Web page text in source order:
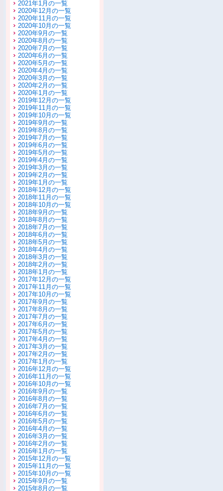
2021年1月の一覧
2020年12月の一覧
2020年11月の一覧
2020年10月の一覧
2020年9月の一覧
2020年8月の一覧
2020年7月の一覧
2020年6月の一覧
2020年5月の一覧
2020年4月の一覧
2020年3月の一覧
2020年2月の一覧
2020年1月の一覧
2019年12月の一覧
2019年11月の一覧
2019年10月の一覧
2019年9月の一覧
2019年8月の一覧
2019年7月の一覧
2019年6月の一覧
2019年5月の一覧
2019年4月の一覧
2019年3月の一覧
2019年2月の一覧
2019年1月の一覧
2018年12月の一覧
2018年11月の一覧
2018年10月の一覧
2018年9月の一覧
2018年8月の一覧
2018年7月の一覧
2018年6月の一覧
2018年5月の一覧
2018年4月の一覧
2018年3月の一覧
2018年2月の一覧
2018年1月の一覧
2017年12月の一覧
2017年11月の一覧
2017年10月の一覧
2017年9月の一覧
2017年8月の一覧
2017年7月の一覧
2017年6月の一覧
2017年5月の一覧
2017年4月の一覧
2017年3月の一覧
2017年2月の一覧
2017年1月の一覧
2016年12月の一覧
2016年11月の一覧
2016年10月の一覧
2016年9月の一覧
2016年8月の一覧
2016年7月の一覧
2016年6月の一覧
2016年5月の一覧
2016年4月の一覧
2016年3月の一覧
2016年2月の一覧
2016年1月の一覧
2015年12月の一覧
2015年11月の一覧
2015年10月の一覧
2015年9月の一覧
2015年8月の一覧